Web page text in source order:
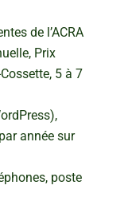
de l’ACRA
Prix
5 à 7
année sur
poste